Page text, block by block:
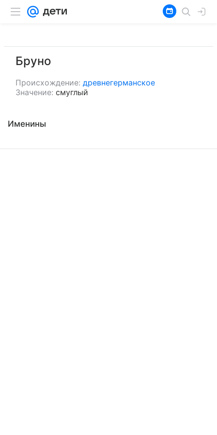
Бруно
Происхождение: древнегерманское
Значение: смуглый
Именины